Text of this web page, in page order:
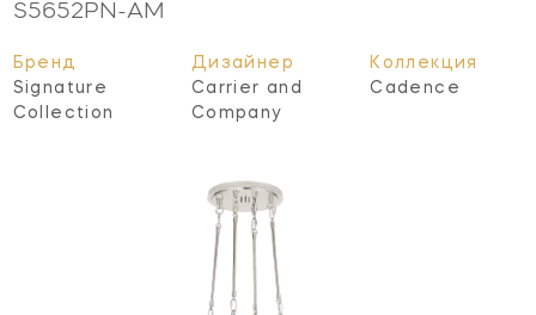
S5652PN-AM
Бренд
Signature
Collection
Дизайнер
Carrier and
Company
Коллекция
Cadence